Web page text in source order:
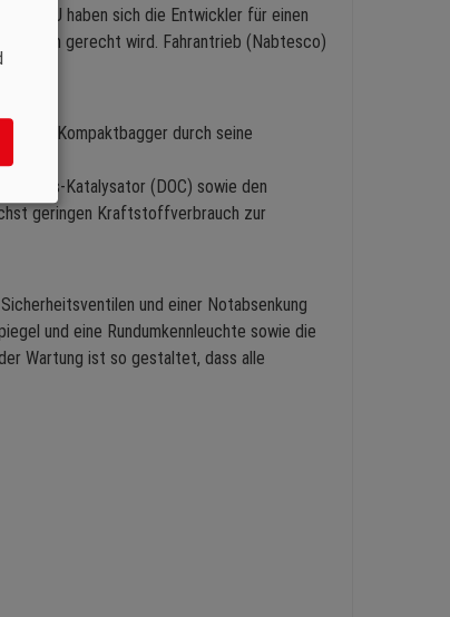
SY80U haben sich die Entwickler für einen
gerecht wird. Fahrantrieb (Nabtesco)
der Kompaktbagger durch seine
Katalysator (DOC) sowie den
geringen Kraftstoffverbrauch zur
und einer Notabsenkung
und eine Rundumkennleuchte sowie die
Wartung ist so gestaltet, dass alle